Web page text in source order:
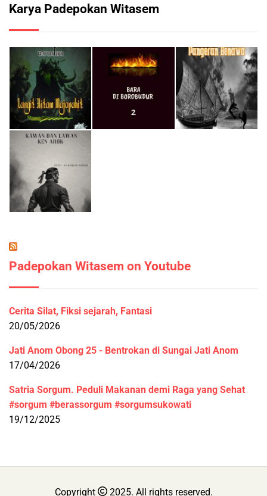
Karya Padepokan Witasem
Padepokan Witasem on Youtube
Cerita Silat, Fiksi sejarah, Fantasi
20/05/2026
Jati Anom Obong 25 - Bentrokan di Sungai Jati Anom
17/04/2026
Satria Sorgum. Peduli Makanan demi Raga yang Sehat
#sorgum #berassorgum #sorgumsukowati
19/12/2025
Copyright 2025. All rights reserved.